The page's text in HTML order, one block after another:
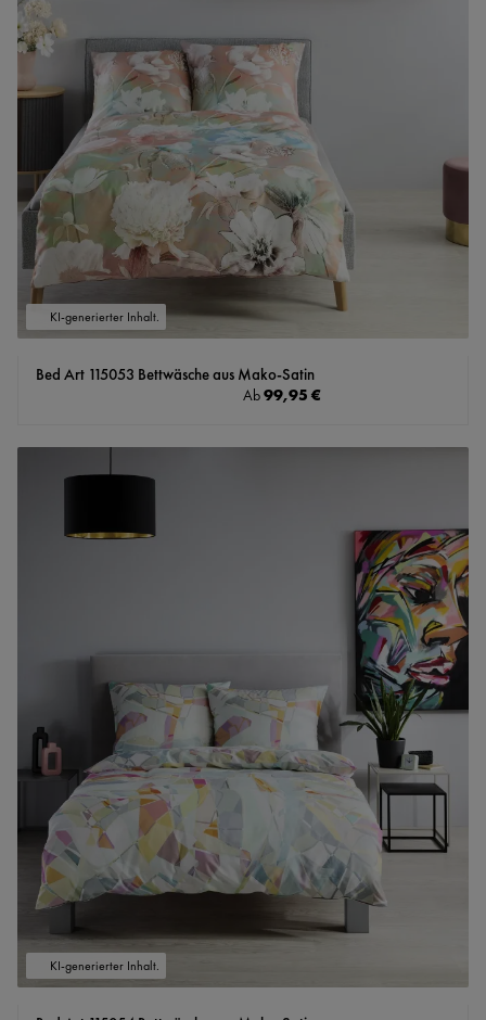
KI-generierter Inhalt.
Bed Art 115053 Bettwäsche aus Mako-Satin
Regulärer Preis:
Ab99,95 €
KI-generierter Inhalt.